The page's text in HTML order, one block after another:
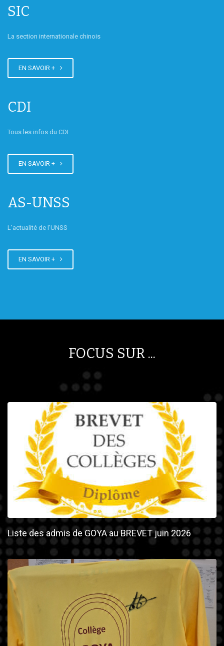
SIC
La section internationale chinois
EN SAVOIR +
CDI
Tous les infos du CDI
EN SAVOIR +
AS-UNSS
L'actualité de l'UNSS
EN SAVOIR +
FOCUS SUR ...
Liste des admis de GOYA au BREVET juin 2026